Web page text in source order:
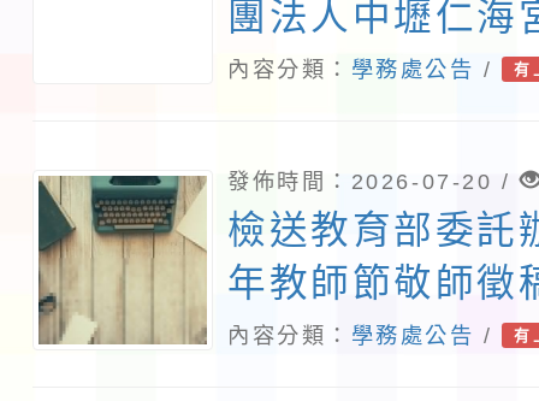
團法人中壢仁海
「115年度第14
參加
內容分類： 學務處公告 / 有
發佈時間：2026-07-20 /
檢送教育部委託
年教師節敬師徵
法及海報各1份
內容分類： 學務處公告 / 有